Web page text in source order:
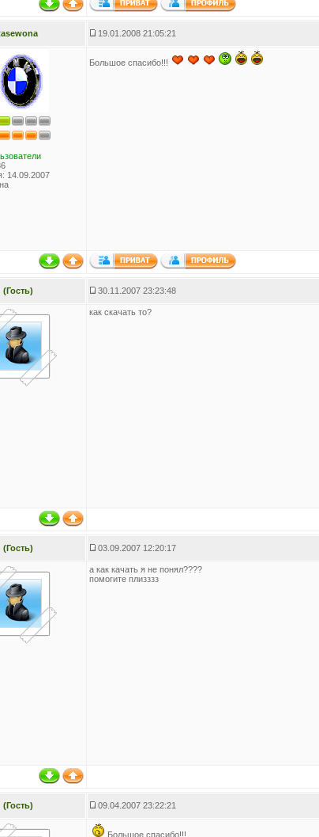
19.01.2008 21:05:21
14.09.2007
Большое спасибо!!!
(Гость) 30.11.2007 23:23:48
как скачать то?
(Гость) 03.09.2007 12:20:17
а как качать я не понял????
помогите плизззз
(Гость) 09.04.2007 23:22:21
Большое спасибо!!!